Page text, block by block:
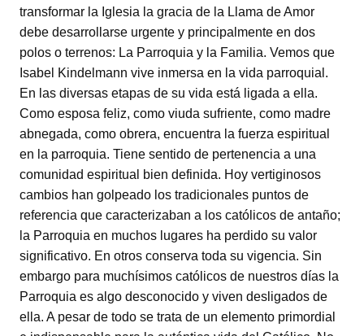
transformar la Iglesia la gracia de la Llama de Amor
debe desarrollarse urgente y principalmente en dos
polos o terrenos: La Parroquia y la Familia. Vemos que
Isabel Kindelmann vive inmersa en la vida parroquial.
En las diversas etapas de su vida está ligada a ella.
Como esposa feliz, como viuda sufriente, como madre
abnegada, como obrera, encuentra la fuerza espiritual
en la parroquia. Tiene sentido de pertenencia a una
comunidad espiritual bien definida. Hoy vertiginosos
cambios han golpeado los tradicionales puntos de
referencia que caracterizaban a los católicos de antaño;
la Parroquia en muchos lugares ha perdido su valor
significativo. En otros conserva toda su vigencia. Sin
embargo para muchísimos católicos de nuestros días la
Parroquia es algo desconocido y viven desligados de
ella. A pesar de todo se trata de un elemento primordial